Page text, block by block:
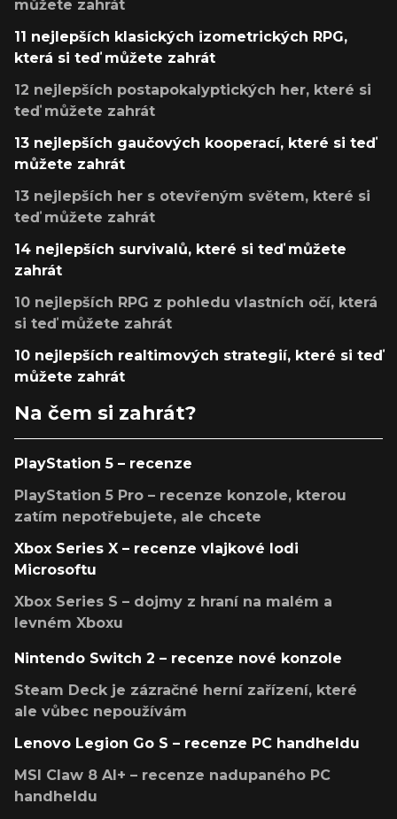
můžete zahrát
11 nejlepších klasických izometrických RPG,
která si teď můžete zahrát
12 nejlepších postapokalyptických her, které si
teď můžete zahrát
13 nejlepších gaučových kooperací, které si teď
můžete zahrát
13 nejlepších her s otevřeným světem, které si
teď můžete zahrát
14 nejlepších survivalů, které si teď můžete
zahrát
10 nejlepších RPG z pohledu vlastních očí, která
si teď můžete zahrát
10 nejlepších realtimových strategií, které si teď
můžete zahrát
Na čem si zahrát?
PlayStation 5 – recenze
PlayStation 5 Pro – recenze konzole, kterou
zatím nepotřebujete, ale chcete
Xbox Series X – recenze vlajkové lodi
Microsoftu
Xbox Series S – dojmy z hraní na malém a
levném Xboxu
Nintendo Switch 2 – recenze nové konzole
Steam Deck je zázračné herní zařízení, které
ale vůbec nepoužívám
Lenovo Legion Go S – recenze PC handheldu
MSI Claw 8 AI+ – recenze nadupaného PC
handheldu